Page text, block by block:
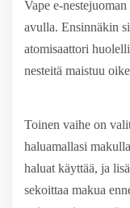
Vape e-
avulla. Ensinnäkin
atomisaattori
nesteitä maistuu
Toinen vaihe on
haluamallasi
haluat käyttää, ja
sekoittaa makua